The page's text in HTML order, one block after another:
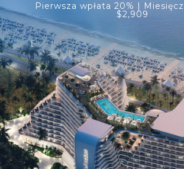
Pierwsza wpłata 20% |
$2,909